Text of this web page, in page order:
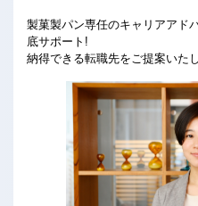
製菓製パン専任のキャリアアド
底サポート!
納得できる転職先をご提案いたし